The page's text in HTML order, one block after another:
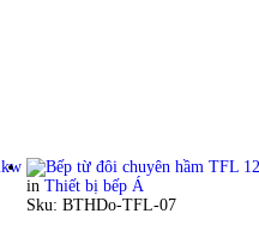
in Thiết bị bếp Á
Sku: BTHDo-TFL-07